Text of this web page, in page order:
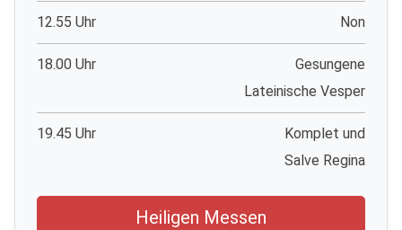
12.55 Uhr Non
18.00 Uhr
Gesungene
Lateinische Vesper
19.45 Uhr
Komplet und
Salve Regina
Heiligen Messen